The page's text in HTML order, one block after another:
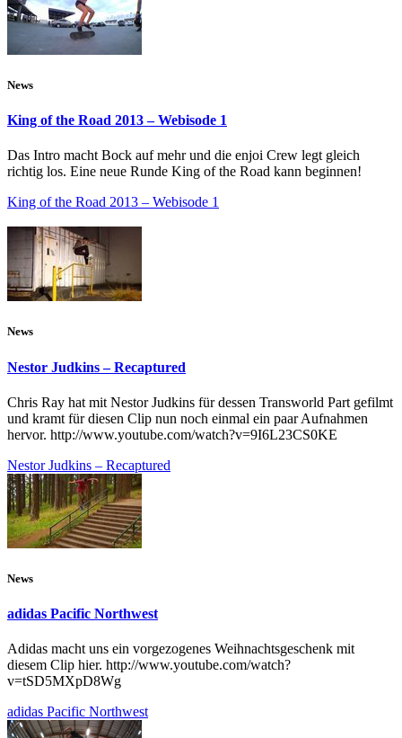
News
King of the Road 2013 – Webisode 1
Das Intro macht Bock auf mehr und die enjoi Crew legt gleich
richtig los. Eine neue Runde King of the Road kann beginnen!
King of the Road 2013 – Webisode 1
News
Nestor Judkins – Recaptured
Chris Ray hat mit Nestor Judkins für dessen Transworld Part gefilmt
und kramt für diesen Clip nun noch einmal ein paar Aufnahmen
hervor. http://www.youtube.com/watch?v=9I6L23CS0KE
Nestor Judkins – Recaptured
News
adidas Pacific Northwest
Adidas macht uns ein vorgezogenes Weihnachtsgeschenk mit
diesem Clip hier. http://www.youtube.com/watch?
v=tSD5MXpD8Wg
adidas Pacific Northwest